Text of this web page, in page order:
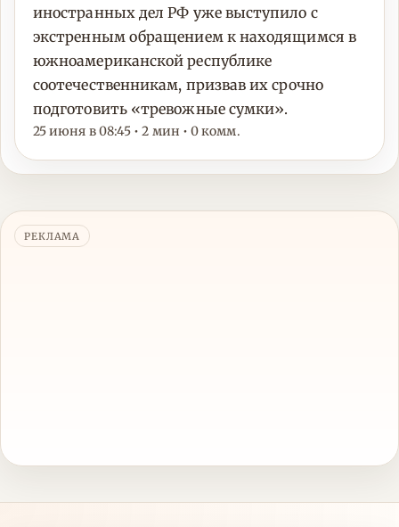
иностранных дел РФ уже выступило с
экстренным обращением к находящимся в
южноамериканской республике
соотечественникам, призвав их срочно
подготовить «тревожные сумки».
25 июня в 08:45 • 2 мин • 0 комм.
РЕКЛАМА